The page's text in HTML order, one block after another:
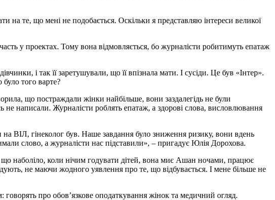
на те, що мені не подобається. Оскільки я представляю інтереси великої
у проектах. Тому вона відмовляється, бо журналісти робитимуть епатаж
і так її заретушували, що її впізнала мати. І сусіди. Це був «Інтер».
того варте?
що постраждали жінки найбільше, вони заздалегідь не були
написали. Журналісти роблять епатаж, а здорові слова, висловлювання
на ВІЛ, гінеколог був. Наше завдання було зниження ризику, вони вдень
слово, а журналісти нас підставили», – пригадує Юлія Дорохова.
що наболіло, коли нічим годувати дітей, вона миє Ашан ночами, працює
не маючи жодного уявлення про те, що відбувається. І мене більше не
говорять про обов’язкове оподаткування жінок та медичний огляд.